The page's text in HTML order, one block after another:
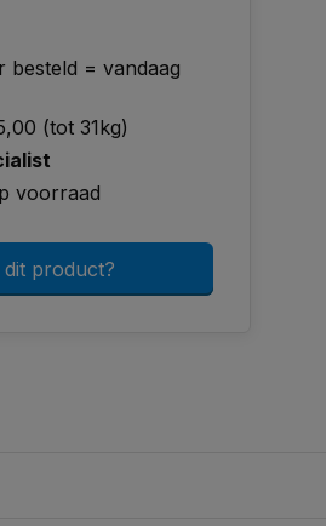
besteld = vandaag
(tot 31kg)
voorraad
product?